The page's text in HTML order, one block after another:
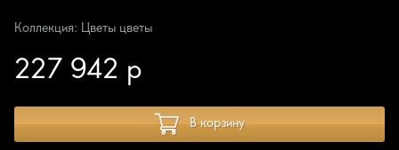
Коллекция: Цветы цветы
227 942 р
В корзину